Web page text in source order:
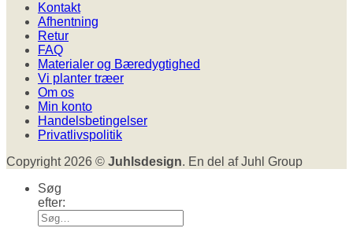
Kontakt
Afhentning
Retur
FAQ
Materialer og Bæredygtighed
Vi planter træer
Om os
Min konto
Handelsbetingelser
Privatlivspolitik
Copyright 2026 © Juhlsdesign. En del af Juhl Group
Søg
efter: